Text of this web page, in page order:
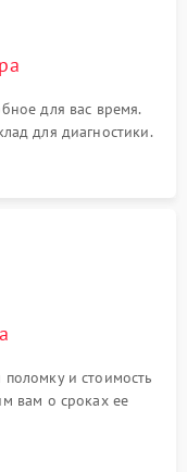
для вас время.
для диагностики.
и стоимость
вам о сроках ее